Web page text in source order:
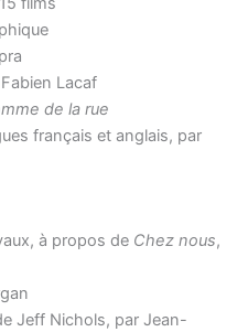
Lacaf
de la rue
français et anglais, par
à propos de Chez nous,
Jeff Nichols, par Jean-